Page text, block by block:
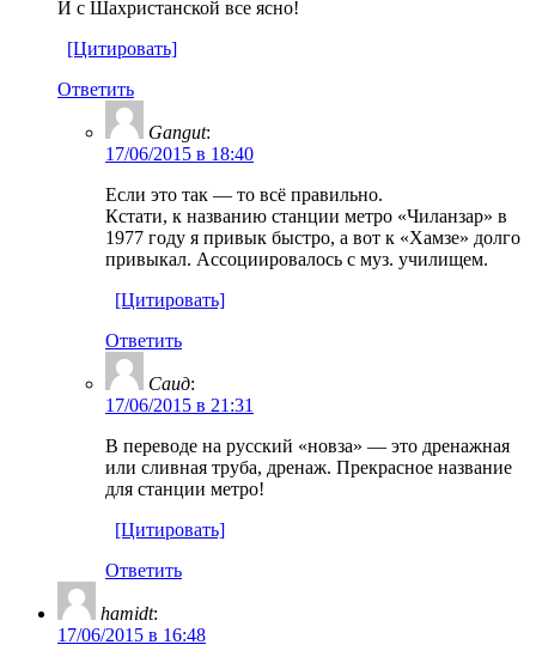
И с Шахристанской все ясно!
[Цитировать]
Ответить
Gangut:
17/06/2015 в 18:40
Если это так — то всё правильно.
Кстати, к названию станции метро «Чиланзар» в
1977 году я привык быстро, а вот к «Хамзе» долго
привыкал. Ассоциировалось с муз. училищем.
[Цитировать]
Ответить
Саид:
17/06/2015 в 21:31
В переводе на русский «новза» — это дренажная
или сливная труба, дренаж. Прекрасное название
для станции метро!
[Цитировать]
Ответить
hamidt:
17/06/2015 в 16:48